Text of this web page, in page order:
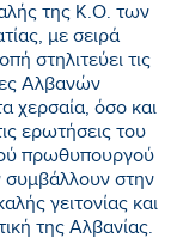
της Κ.Ο. των
με σειρά
στηλιτεύει τις
Αλβανών
χερσαία, όσο και
ερωτήσεις του
πρωθυπουργού
συμβάλλουν στην
γειτονίας και
της Αλβανίας.